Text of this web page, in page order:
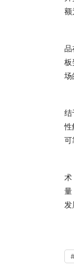
额
品
板
场
结
性
可
术
量
发